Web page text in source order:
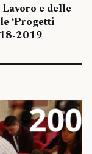
e delle
‘Progetti
2019